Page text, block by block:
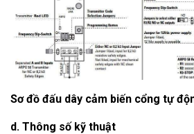
Sơ đồ đấu dây cảm biến cổng tự
d. Thông số kỹ thuật